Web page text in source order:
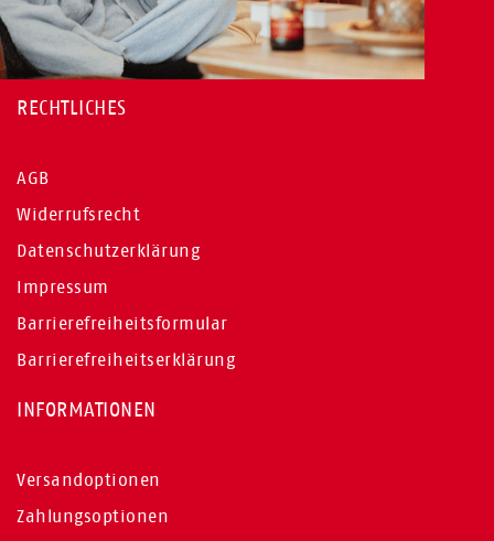
RECHTLICHES
AGB
Widerrufsrecht
Datenschutzerklärung
Impressum
Barrierefreiheitsformular
Barrierefreiheitserklärung
INFORMATIONEN
Versandoptionen
Zahlungsoptionen